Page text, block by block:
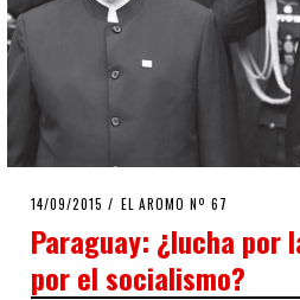
POSTED
14/09/2015 EL AROMO Nº 67
Paraguay: ¿lucha por
por el socialismo?